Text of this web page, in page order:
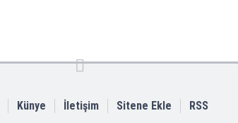
Künye İletişim Sitene Ekle RSS